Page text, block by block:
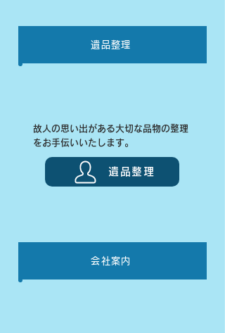
遺品整理
故人の思い出がある大切な品物の整理
をお手伝いいたします。
遺品整理
会社案内